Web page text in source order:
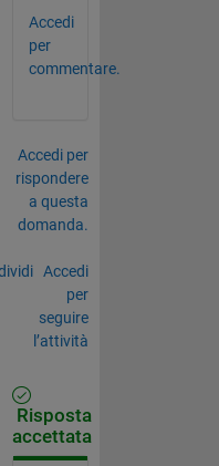
Accedi
per
commentare.
Accedi per
rispondere
a questa
domanda.
Accedi
per
seguire
l’attività
Risposta
accettata